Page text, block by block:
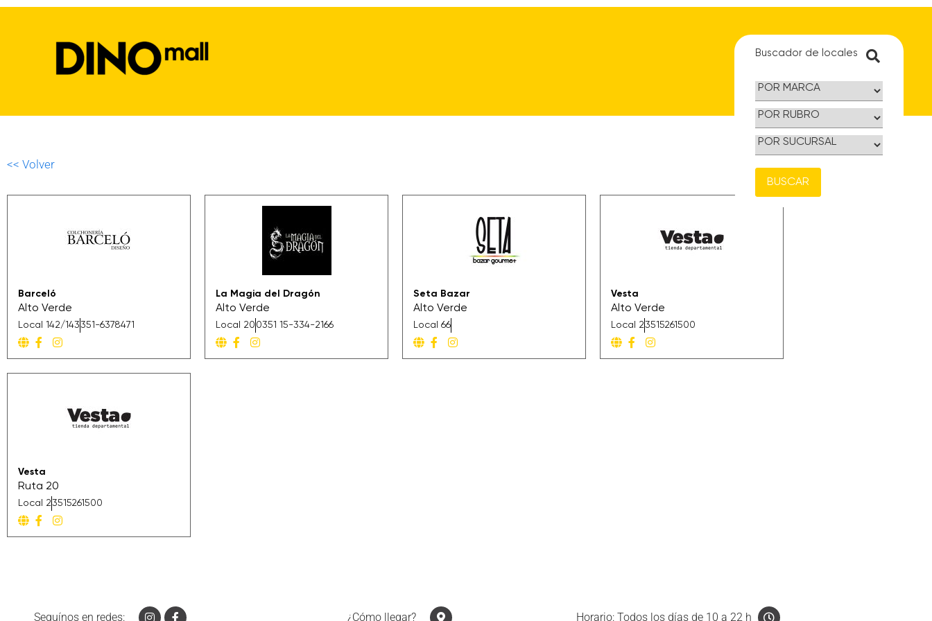
Buscador de locales
BUSCAR
<< Volver
Barceló
Alto Verde
Local 142/143351-6378471
La Magia del Dragón
Alto Verde
Local 20 0351 15-334-2166
Seta Bazar
Alto Verde
Local 66
Vesta
Alto Verde
Local 23515261500
Vesta
Ruta 20
Local 23515261500
Seguínos en redes: ¿Cómo llegar? Horario: Todos los días de 10 a 22 h